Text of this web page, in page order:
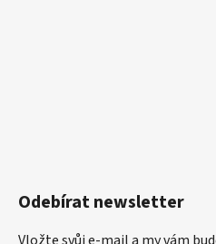
Odebírat newsletter